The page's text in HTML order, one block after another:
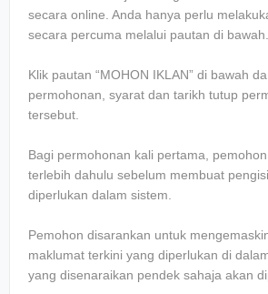
secara online. Anda hanya perlu
secara percuma melalui pautan di bawah.
Klik pautan “MOHON IKLAN” di bawah
permohonan, syarat dan tarikh tutup
tersebut.
Bagi permohonan kali pertama,
terlebih dahulu sebelum membuat
diperlukan dalam sistem.
Pemohon disarankan untuk
maklumat terkini yang diperlukan di
yang disenaraikan pendek sahaja akan